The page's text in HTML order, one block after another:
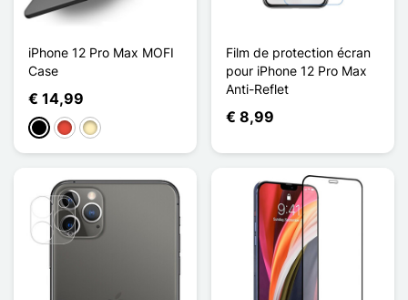
iPhone 12 Pro Max MOFI
Case
€ 14,99
ZwartRoodGolden
Film de protection écran
pour iPhone 12 Pro Max
Anti-Reflet
€ 8,99